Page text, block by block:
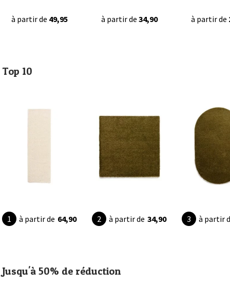
à partir de 49,95 à partir de 34,90 à partir de
Top 10
à partir de 64,90 à partir de 34,90 à partir
Jusqu'à 50% de réduction